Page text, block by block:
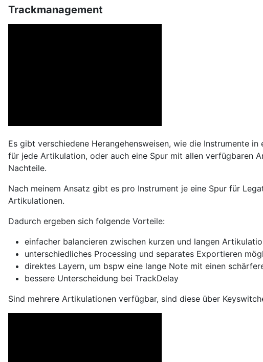
Trackmanagement
Es gibt verschiedene Herangehensweisen, wie die Instrumente
für jede Artikulation, oder auch eine Spur mit allen verfügbaren
Nachteile.
Nach meinem Ansatz gibt es pro Instrument je eine Spur für
Artikulationen.
Dadurch ergeben sich folgende Vorteile:
einfacher balancieren zwischen kurzen und langen
unterschiedliches Processing und separates Exportieren
direktes Layern, um bspw eine lange Note mit einen
bessere Unterscheidung bei TrackDelay
Sind mehrere Artikulationen verfügbar, sind diese über